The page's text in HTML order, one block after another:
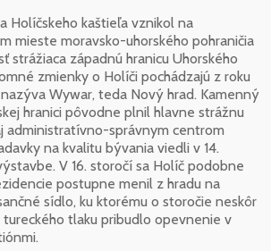
Holíčskeho kaštieľa vznikol na
mieste moravsko-uhorského pohraničia
strážiaca západnú hranicu Uhorského
zmienky o Holíči pochádzajú z roku
Wywar, teda Nový hrad. Kamenný
hranici pôvodne plnil hlavne strážnu
administratívno-správnym centrom
na kvalitu bývania viedli v 14.
V 16. storočí sa Holíč podobne
postupne menil z hradu na
sídlo, ku ktorému o storočie neskôr
tlaku pribudlo opevnenie v